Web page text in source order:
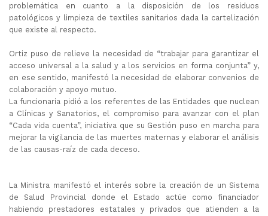
problemática en cuanto a la disposición de los residuos
patológicos y limpieza de textiles sanitarios dada la cartelización
que existe al respecto.
Ortiz puso de relieve la necesidad de “trabajar para garantizar el
acceso universal a la salud y a los servicios en forma conjunta” y,
en ese sentido, manifestó la necesidad de elaborar convenios de
colaboración y apoyo mutuo.
La funcionaria pidió a los referentes de las Entidades que nuclean
a Clínicas y Sanatorios, el compromiso para avanzar con el plan
“Cada vida cuenta”, iniciativa que su Gestión puso en marcha para
mejorar la vigilancia de las muertes maternas y elaborar el análisis
de las causas-raíz de cada deceso.
La Ministra manifestó el interés sobre la creación de un Sistema
de Salud Provincial donde el Estado actúe como financiador
habiendo prestadores estatales y privados que atienden a la